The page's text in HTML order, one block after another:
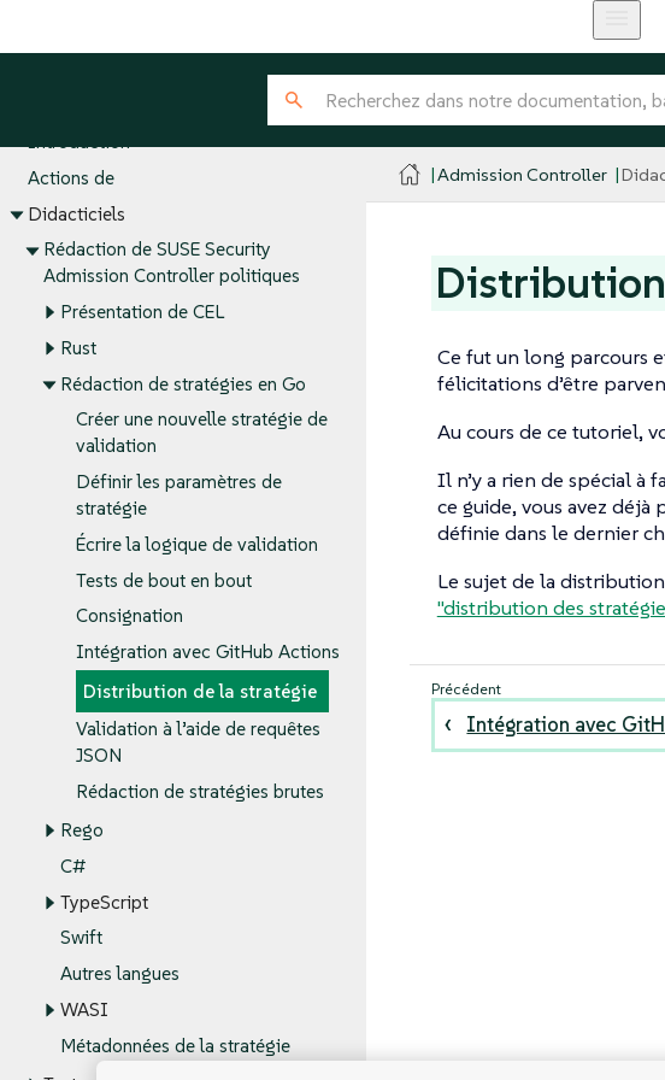
Introduction
Actions de
Didacticiels
Rédaction de SUSE Security
Admission Controller politiques
Présentation de CEL
Rust
Rédaction de stratégies en Go
Créer une nouvelle stratégie de
validation
Définir les paramètres de
stratégie
Écrire la logique de validation
Tests de bout en bout
Consignation
Intégration avec GitHub Actions
Distribution de la stratégie
Validation à l’aide de requêtes
JSON
Rédaction de stratégies brutes
Rego
C#
TypeScript
Swift
Autres langues
WASI
Métadonnées de la stratégie
Admission Controller
Ce fut un long parcours
félicitations d’être
Au cours de ce tutoriel,
Il n’y a rien de spécial à
ce guide, vous avez
définie dans le dernier
Le sujet de la
"distribution des
Intégration avec